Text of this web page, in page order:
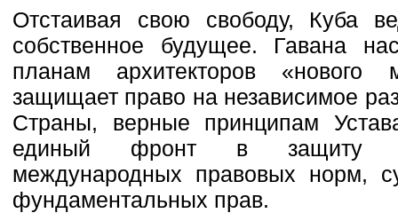
Отстаивая свою свободу, Куба
собственное будущее. Гавана
планам архитекторов «нового
защищает право на независимое
Страны, верные принципам
единый фронт в защиту
международных правовых норм,
фундаментальных прав.